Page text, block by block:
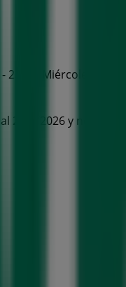
Miércoles 00:00
26/8/2026 y no